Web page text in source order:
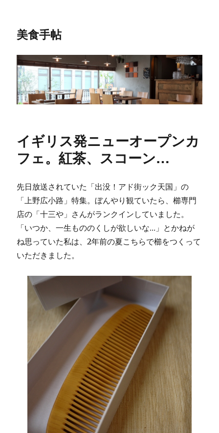
美食手帖
イギリス発ニューオープンカ
フェ。紅茶、スコーン…
先日放送されていた「出没！アド街ック天国」の
「上野広小路」特集。ぼんやり観ていたら、櫛専門
店の「十三や」さんがランクインしていました。
「いつか、一生もののくしが欲しいな…」とかねが
ね思っていた私は、2年前の夏こちらで櫛をつくって
いただきました。